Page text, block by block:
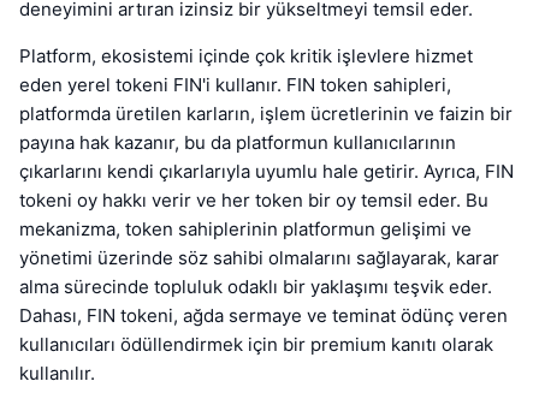
deneyimini artıran izinsiz bir yükseltmeyi temsil eder.
Platform, ekosistemi içinde çok kritik işlevlere hizmet
eden yerel tokeni FIN'i kullanır. FIN token sahipleri,
platformda üretilen karların, işlem ücretlerinin ve faizin bir
payına hak kazanır, bu da platformun kullanıcılarının
çıkarlarını kendi çıkarlarıyla uyumlu hale getirir. Ayrıca, FIN
tokeni oy hakkı verir ve her token bir oy temsil eder. Bu
mekanizma, token sahiplerinin platformun gelişimi ve
yönetimi üzerinde söz sahibi olmalarını sağlayarak, karar
alma sürecinde topluluk odaklı bir yaklaşımı teşvik eder.
Dahası, FIN tokeni, ağda sermaye ve teminat ödünç veren
kullanıcıları ödüllendirmek için bir premium kanıtı olarak
kullanılır.